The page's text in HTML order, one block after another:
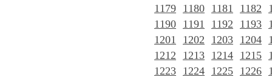
1179 1180 1181 1182
1190 1191 1192 1193
1201
1202 1203 1204
1212
1213 1214 1215
1223 1224 1225 1226